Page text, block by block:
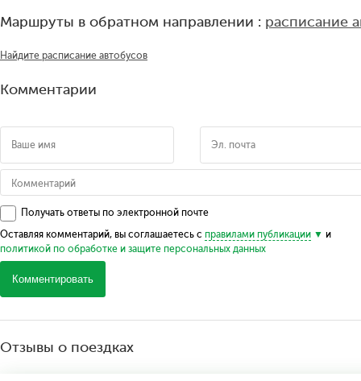
Маршруты в обратном направлении : расписание
Найдите расписание автобусов
Комментарии
Получать ответы по электронной почте
Оставляя комментарий, вы соглашаетесь с правилами публикации
и
политикой по обработке и защите персональных данных
Комментировать
Отзывы о поездках